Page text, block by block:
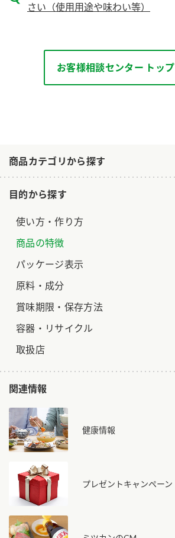
ミツカンのCM
人気商品 ＋ おすすめレシピ
商品カテゴリから探す
目的から探す
使い方・作り方
商品の特徴
パッケージ表示
原料・成分
賞味期限・保存方法
容器・リサイクル
取扱店
関連情報
健康情報
プレゼントキャンペーン
さい（使用用途や味わい等）
お客様相談センター トップ